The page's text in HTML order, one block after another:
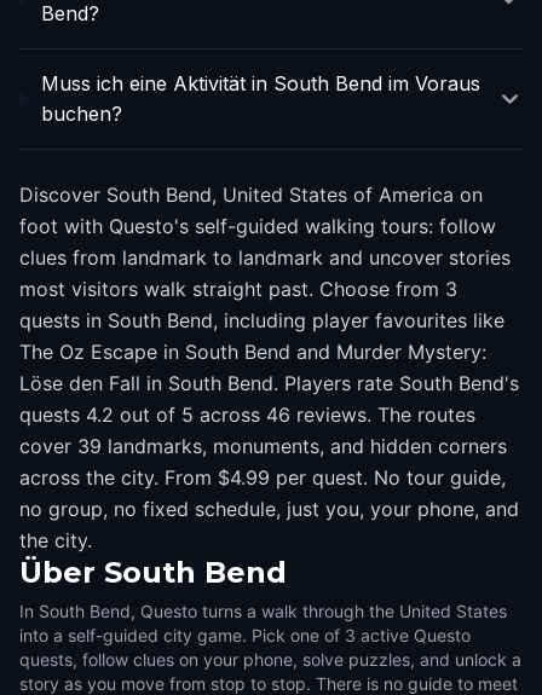
Bend?
Muss ich eine Aktivität in South Bend im Voraus
buchen?
Discover South Bend, United States of America on
foot with Questo's self-guided walking tours: follow
clues from landmark to landmark and uncover stories
most visitors walk straight past. Choose from 3
quests in South Bend, including player favourites like
The Oz Escape in South Bend and Murder Mystery:
Löse den Fall in South Bend. Players rate South Bend's
quests 4.2 out of 5 across 46 reviews. The routes
cover 39 landmarks, monuments, and hidden corners
across the city. From $4.99 per quest. No tour guide,
no group, no fixed schedule, just you, your phone, and
the city.
Über South Bend
In South Bend, Questo turns a walk through the United States
into a self-guided city game. Pick one of 3 active Questo
quests, follow clues on your phone, solve puzzles, and unlock a
story as you move from stop to stop. There is no guide to meet